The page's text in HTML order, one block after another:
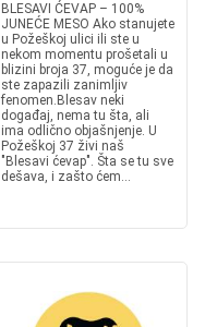
BLESAVI ĆEVAP – 100%
JUNEĆE MESO Ako stanujete
u Požeškoj ulici ili ste u
nekom momentu prošetali u
blizini broja 37, moguće je da
ste zapazili zanimljiv
fenomen.Blesav neki
događaj, nema tu šta, ali
ima odlično objašnjenje. U
Požeškoj 37 živi naš
"Blesavi ćevap". Šta se tu sve
dešava, i zašto ćem...